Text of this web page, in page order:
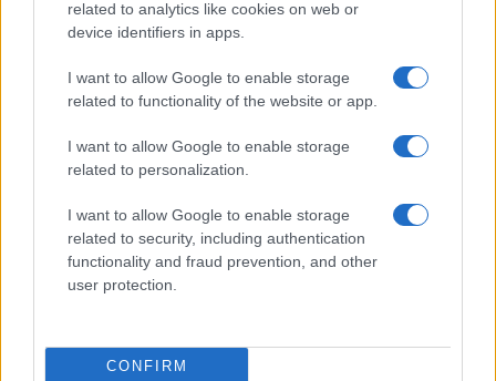
related to analytics like cookies on web or
device identifiers in apps.
I want to allow Google to enable storage
related to functionality of the website or app.
I want to allow Google to enable storage
related to personalization.
I want to allow Google to enable storage
related to security, including authentication
functionality and fraud prevention, and other
user protection.
CONFIRM
povertà.
domanda in Cina ed India, sì da investimenti
mancati nel settore agricolo, ma anche (e
qualcuno dice soprattutto) dall’incremento delle
coltivazioni di derrate per i biocarburanti, a
riprova che anche una buona causa come la
Scoppiarono rivolte in molti paesi, come Egitto,